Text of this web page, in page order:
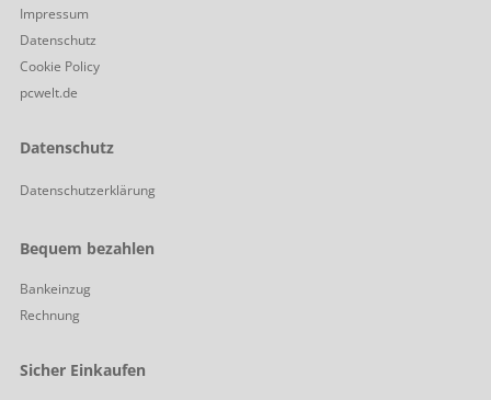
Impressum
Datenschutz
Cookie Policy
pcwelt.de
Datenschutz
Datenschutzerklärung
Bequem bezahlen
Bankeinzug
Rechnung
Sicher Einkaufen